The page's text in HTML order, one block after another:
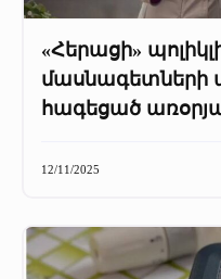
«Հերացի»
հագեցած
12/11/2025